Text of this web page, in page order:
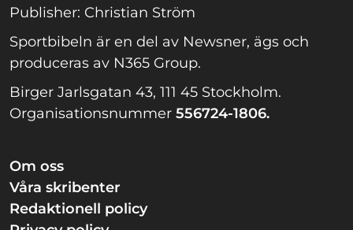
Publisher: Christian Ström
Sportbibeln är en del av Newsner, ägs och
produceras av N365 Group.
Birger Jarlsgatan 43, 111 45 Stockholm.
Organisationsnummer 556724-1806.
Om oss
Våra skribenter
Redaktionell policy